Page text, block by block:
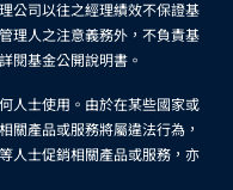
公司以往之經理績效不保證基
理人之注意義務外，不負責基
閱基金公開說明書。
人士使用。由於在某些國家或
關產品或服務將屬違法行為，
人士促銷相關產品或服務，亦